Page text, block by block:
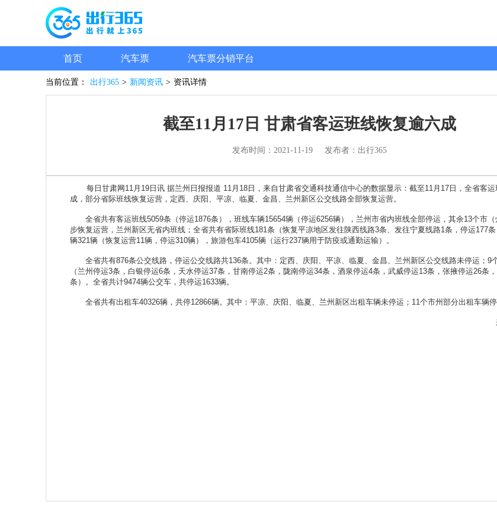
首页 汽车票 汽车票分销平台
当前位置： 出行365 > 新闻资讯 > 资讯详情
截至11月17日 甘肃省客运班线恢复逾六成
发布时间： 2021-11-19发布者：出行365
每日甘肃网11月19日讯 据兰州日报报道 11月18日，来自甘肃省交通科技通信中心的数据显示：截至11月17日，全省客运
成，部分省际班线恢复运营，定西、庆阳、平凉、临夏、金昌、兰州新区公交线路全部恢复运营。
全省共有客运班线5059条（停运1876条），班线车辆15654辆（停运6256辆），兰州市省内班线全部停运，其余13个市（
步恢复运营，兰州新区无省内班线；全省共有省际班线181条（恢复平凉地区发往陕西线路3条、发往宁夏线路1条，停运177
辆321辆（恢复运营11辆，停运310辆），旅游包车4105辆（运行237辆用于防疫或通勤运输）。
全省共有876条公交线路，停运公交线路共136条。其中：定西、庆阳、平凉、临夏、金昌、兰州新区公交线路未停运；9
（兰州停运3条，白银停运6条，天水停运37条，甘南停运2条，陇南停运34条，酒泉停运4条，武威停运13条，张掖停运26条
条）。全省共计9474辆公交车，共停运1633辆。
全省共有出租车40326辆，共停12866辆。其中：平凉、庆阳、临夏、兰州新区出租车辆未停运；11个市州部分出租车辆停